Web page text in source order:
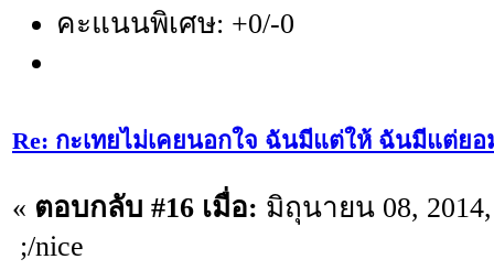
คะแนนพิเศษ: +0/-0
Re: กะเทยไม่เคยนอกใจ ฉันมีแต่ให้ ฉันมีแต่ยอ
« ตอบกลับ #16 เมื่อ: มิถุนายน 08, 2014,
;/nice